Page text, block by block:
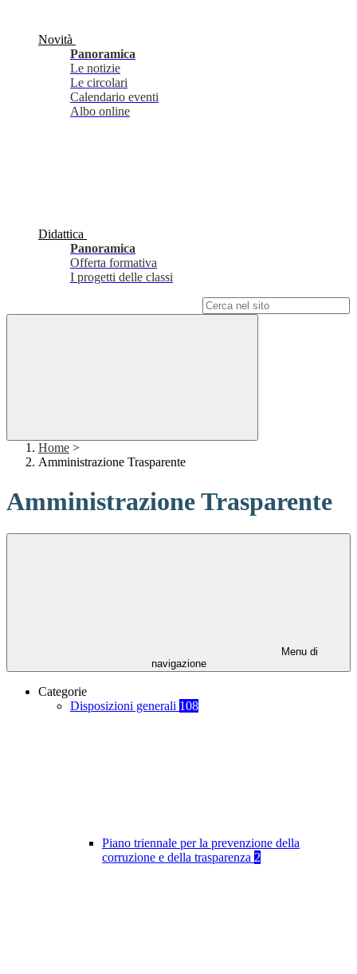
Novità
Panoramica
Le notizie
Le circolari
Calendario eventi
Albo online
Didattica
Panoramica
Offerta formativa
I progetti delle classi
Home >
Amministrazione Trasparente
Amministrazione Trasparente
Menu di
navigazione
Categorie
Disposizioni generali 108
Piano triennale per la prevenzione della
corruzione e della trasparenza 2